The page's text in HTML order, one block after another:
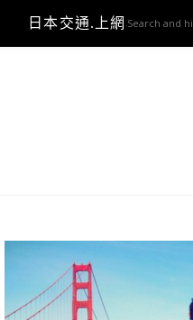
日本交通.上網與3C開箱